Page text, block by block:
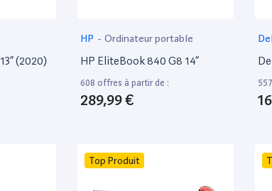
(2020)
HP - Ordinateur portable
HP EliteBook 840 G8 14”
608 offres à partir de :
289,99 €
Top Produit